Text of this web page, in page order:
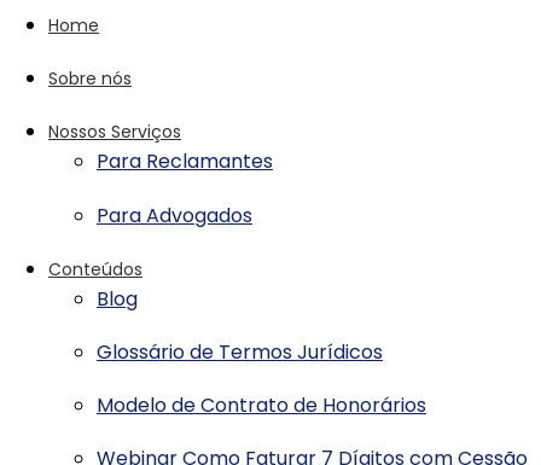
Home
Sobre nós
Nossos Serviços
Para Reclamantes
Para Advogados
Conteúdos
Blog
Glossário de Termos Jurídicos
Modelo de Contrato de Honorários
Webinar Como Faturar 7 Dígitos com Cessão